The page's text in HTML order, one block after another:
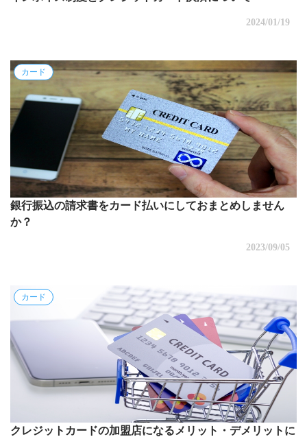
2024/01/19
カード
銀行振込の請求書をカード払いにしておまとめしません
か？
2023/09/05
カード
クレジットカードの加盟店になるメリット・デメリットに